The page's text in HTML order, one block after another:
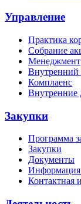
Управление
Практика
Собрание
Менеджмент
Внутренний
Комплаенс
Внутренние
Закупки
Программа
Закупки
Документы
Информация
Контактная